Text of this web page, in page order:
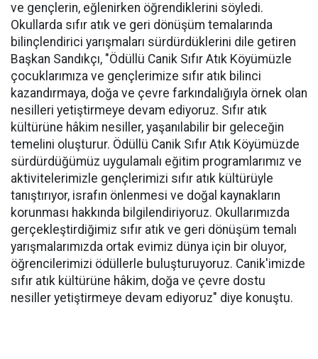
ve gençlerin, eğlenirken öğrendiklerini söyledi.
Okullarda sıfır atık ve geri dönüşüm temalarında
bilinçlendirici yarışmaları sürdürdüklerini dile getiren
Başkan Sandıkçı, "Ödüllü Canik Sıfır Atık Köyümüzle
çocuklarımıza ve gençlerimize sıfır atık bilinci
kazandırmaya, doğa ve çevre farkındalığıyla örnek olan
nesilleri yetiştirmeye devam ediyoruz. Sıfır atık
kültürüne hâkim nesiller, yaşanılabilir bir geleceğin
temelini oluşturur. Ödüllü Canik Sıfır Atık Köyümüzde
sürdürdüğümüz uygulamalı eğitim programlarımız ve
aktivitelerimizle gençlerimizi sıfır atık kültürüyle
tanıştırıyor, israfın önlenmesi ve doğal kaynakların
korunması hakkında bilgilendiriyoruz. Okullarımızda
gerçekleştirdiğimiz sıfır atık ve geri dönüşüm temalı
yarışmalarımızda ortak evimiz dünya için bir oluyor,
öğrencilerimizi ödüllerle buluşturuyoruz. Canik'imizde
sıfır atık kültürüne hâkim, doğa ve çevre dostu
nesiller yetiştirmeye devam ediyoruz" diye konuştu.